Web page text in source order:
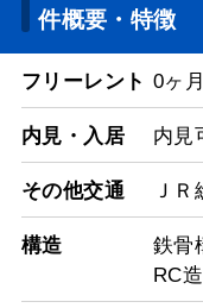
件概要・特徴
フリーレント 0ヶ月
内見・入居 内見
その他交通 Ｊ
構造
鉄骨
RC造